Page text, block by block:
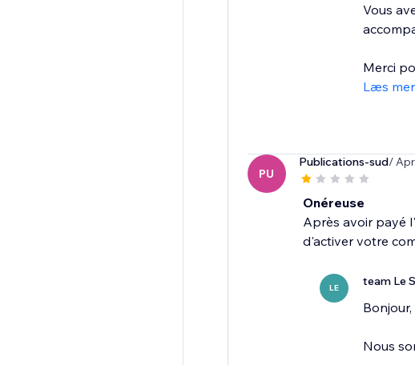
Vous
Merci
Læs
PU
Publications-sud/
Onéreuse
Après avoir payé
d'activer votre
LE team Le
Bonjour,
Nous